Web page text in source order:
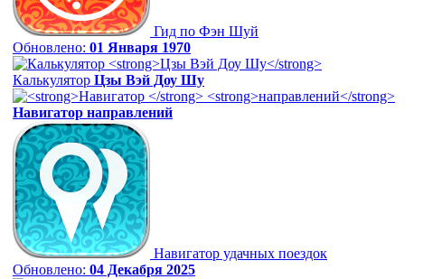
Гид по Фэн Шуй
Обновлено: 01 Января 1970
Калькулятор Цзы Вэй Доу Шу
Навигатор направлений
Навигатор удачных поездок
Обновлено: 04 Декабря 2025